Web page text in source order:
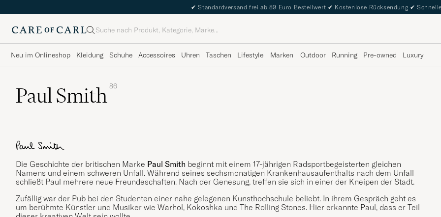
✔ Standardversand frei ab 89 Euro Bestellwert ✔ Kostenlose Rücksendung ✔
Suche
Neu im Onlineshop Kleidung Schuhe Accessoires Uhren Taschen Lifestyle Marken Outdoor Running Pre-owned Luxury
Paul Smith 86
Die Geschichte der britischen Marke Paul Smith beginnt mit einem 17-jährigen Radsportbegeisterten gleichen
Namens und einem schweren Unfall. Während seines sechsmonatigen Krankenhausaufenthalts nach dem Unfall
schließt Paul mehrere neue Freundeschaften. Nach der Genesung, treffen sie sich in einer der Kneipen der Stadt.
Zufällig war der Pub bei den Studenten einer nahe gelegenen Kunsthochschule beliebt. In ihrem Gespräch geht es
um berühmte Künstler und Musiker wie Warhol, Kokoshka und The Rolling Stones. Hier erkannte Paul, dass er Teil